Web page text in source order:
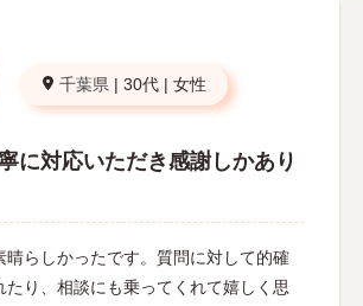
千葉県 | 30代 | 女性
に対応いただき感謝しかあり
晴らしかったです。質問に対して的確
たり、相談にも乗ってくれて嬉しく思